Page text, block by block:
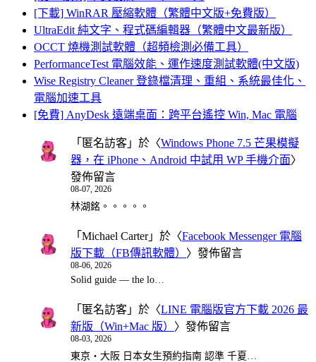
[下載] WinRAR 壓縮軟體（繁體中文版+免費版）
UltraEdit 純文字、程式碼編輯器（繁體中文最新版）
OCCT 燒機測試軟體（超頻檢測必備工具）
PerformanceTest 電腦效能、運作速度測試軟體(中文版)
Wise Registry Cleaner 登錄檔清理、重組、系統最佳化、
電腦加速工具
[免費] AnyDesk 遠端桌面：跨平台遙控 Win, Mac 電腦
「 匿名訪客 」於〈Windows Phone 7.5 芒果模擬
器，在 iPhone、Android 中試用 WP 手機介面〉
發佈留言
08-07, 2026
林湖銘。。。。。
「 Michael Carter」於〈Facebook Messenger 電腦
版下載（FB傳訊軟體） 〉發佈留言
08-06, 2026
Solid guide — the lo…
「 匿名訪客 」於〈LINE 電腦版官方下載 2026 最
新版（Win+Mac 版） 〉發佈留言
08-03, 2026
東京・大阪 日本女生預約指南 認準 千夏…